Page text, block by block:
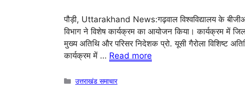
पौड़ी, Uttarakhand News:गढ़वाल विश्वविद्यालय के
विभाग ने विशेष कार्यक्रम का आयोजन किया। कार्यक्रम में
मुख्य अतिथि और परिसर निदेशक प्रो. यूसी गैरोला विशिष्ट
कार्यक्रम में … Read more
Categories
उत्तराखंड समाचार